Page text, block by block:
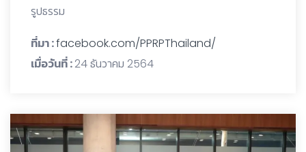
รูปธรรม
ที่มา :facebook.com/PPRPThailand/
เมื่อวันที่ :24 ธันวาคม 2564